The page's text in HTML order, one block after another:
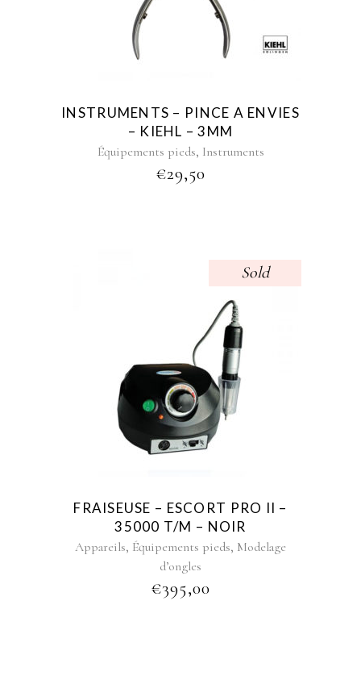
INSTRUMENTS – PINCE A ENVIES
– KIEHL – 3MM
Équipements pieds, Instruments
€29,50
Sold
FRAISEUSE – ESCORT PRO II –
35000 T/M – NOIR
Appareils, Équipements pieds, Modelage
d’ongles
€395,00